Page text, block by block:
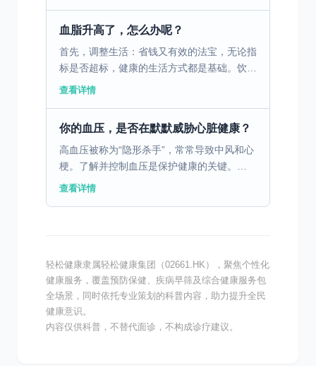
血脂升高了，怎么办呢？
首先，调整生活：省钱又有效的法宝，无论指
标是否超标，健康的生活方式都是基础。饮食
上记住“三少三多”：少肥肉、少油炸、少甜
查看详情
你的血压，是否在默默威胁心脏健康？
高血压被称为“隐形杀手”，常常导致中风和心
梗。了解并控制血压是保护健康的关键。
一、认识高血压：什么是高血压？ 高血压是
查看详情
轻松健康隶属轻松健康集团（02661.HK），聚焦个性化
健康服务，覆盖预防保健、疾病早筛及综合健康服务包
全场景，同时依托专业策划的科普内容，助力提升全民
健康意识。
内容仅供科普，不替代面诊，不构成诊疗建议。